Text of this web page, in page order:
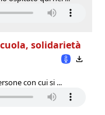
solidarietà
con cui si ...